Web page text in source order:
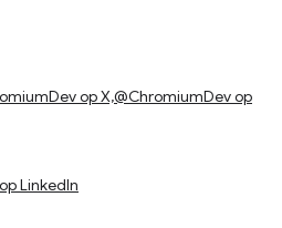
op X,@ChromiumDev op
LinkedIn